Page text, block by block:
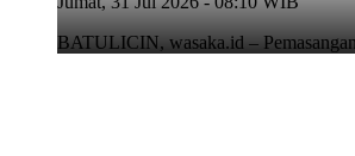
BATULICIN, wasaka.id –